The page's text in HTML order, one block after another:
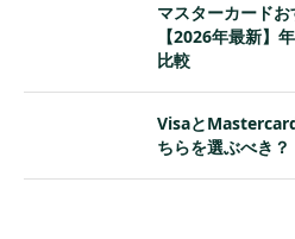
マスターカード
【2026年最新】
比較
Visaと
ちらを選ぶべき？